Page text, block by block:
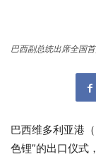
巴西副总统出席全国
巴西维多利亚港
色锂”的出口仪式